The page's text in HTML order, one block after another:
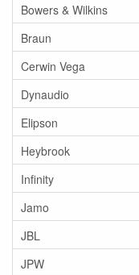
Bowers & Wilkins
Braun
Cerwin Vega
Dynaudio
Elipson
Heybrook
Infinity
Jamo
JBL
JPW